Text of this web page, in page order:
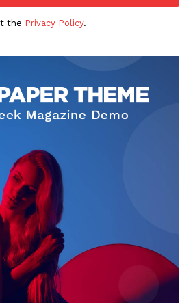
the Privacy Policy.